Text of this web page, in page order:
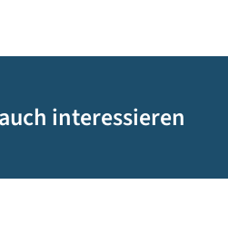
interessieren